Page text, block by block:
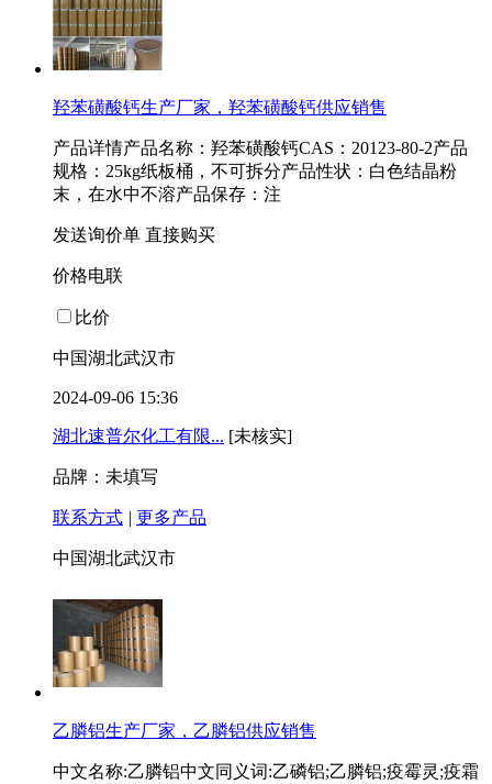
羟苯磺酸钙生产厂家，羟苯磺酸钙供应销售
产品详情产品名称：羟苯磺酸钙CAS：20123-80-2产品
规格：25kg纸板桶，不可拆分产品性状：白色结晶粉
末，在水中不溶产品保存：注
发送询价单 直接购买
价格电联
比价
中国湖北武汉市
2024-09-06 15:36
湖北速普尔化工有限... [未核实]
品牌：未填写
联系方式 | 更多产品
中国湖北武汉市
乙膦铝生产厂家，乙膦铝供应销售
中文名称:乙膦铝中文同义词:乙磷铝;乙膦铝;疫霉灵;疫霜